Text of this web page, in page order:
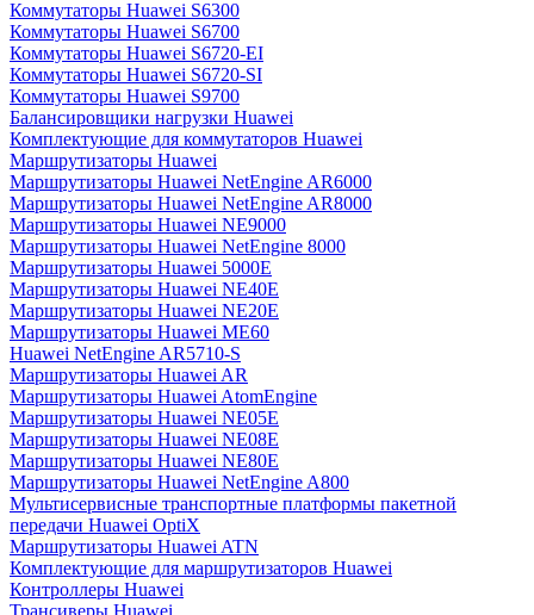
Коммутаторы Huawei S6300
Коммутаторы Huawei S6700
Коммутаторы Huawei S6720-EI
Коммутаторы Huawei S6720-SI
Коммутаторы Huawei S9700
Балансировщики нагрузки Huawei
Комплектующие для коммутаторов Huawei
Маршрутизаторы Huawei
Маршрутизаторы Huawei NetEngine AR6000
Маршрутизаторы Huawei NetEngine AR8000
Маршрутизаторы Huawei NE9000
Маршрутизаторы Huawei NetEngine 8000
Маршрутизаторы Huawei 5000E
Маршрутизаторы Huawei NE40E
Маршрутизаторы Huawei NE20E
Маршрутизаторы Huawei ME60
Huawei NetEngine AR5710-S
Маршрутизаторы Huawei AR
Маршрутизаторы Huawei AtomEngine
Маршрутизаторы Huawei NE05E
Маршрутизаторы Huawei NE08E
Маршрутизаторы Huawei NE80E
Маршрутизаторы Huawei NetEngine A800
Мультисервисные транспортные платформы пакетной
передачи Huawei OptiX
Маршрутизаторы Huawei ATN
Комплектующие для маршрутизаторов Huawei
Контроллеры Huawei
Трансиверы Huawei